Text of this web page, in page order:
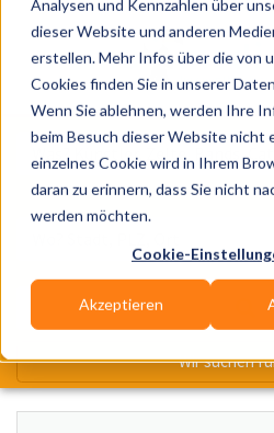
Analysen und Kennzahlen über
dieser Website und anderen
erstellen. Mehr Infos über die von
Cookies finden Sie in unserer
Wenn Sie ablehnen, werden Ihre
beim Besuch dieser Website nicht
einzelnes Cookie wird in Ihrem
daran zu erinnern, dass Sie nicht
werden möchten.
Cookie-
Akzeptieren
Wir suchen